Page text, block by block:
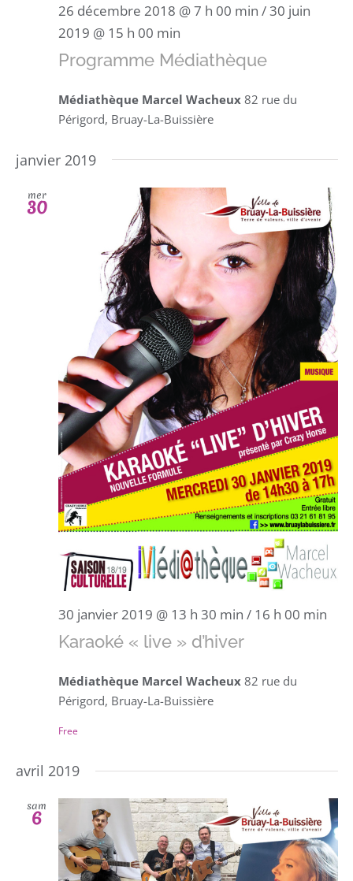
26 décembre 2018 @ 7 h 00 min /30 juin
2019 @ 15 h 00 min
Programme Médiathèque
Médiathèque Marcel Wacheux 82 rue du
Périgord, Bruay-La-Buissière
janvier 2019
mer
30
30 janvier 2019 @ 13 h 30 min / 16 h 00 min
Karaoké « live » d’hiver
Médiathèque Marcel Wacheux 82 rue du
Périgord, Bruay-La-Buissière
Free
avril 2019
sam
6